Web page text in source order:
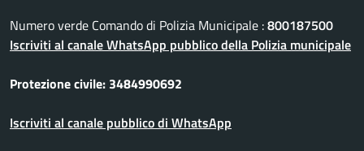
Numero verde Comando di Polizia Municipale :800187500
Iscriviti al canale WhatsApp pubblico della Polizia municipale
Protezione civile: 3484990692
Iscriviti al canale pubblico di WhatsApp